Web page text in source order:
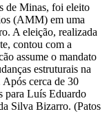
de Minas, foi eleito
(AMM) em uma
A eleição, realizada
contou com a
assume o mandato
estruturais na
Após cerca de 30
para Luís Eduardo
Silva Bizarro. (Patos